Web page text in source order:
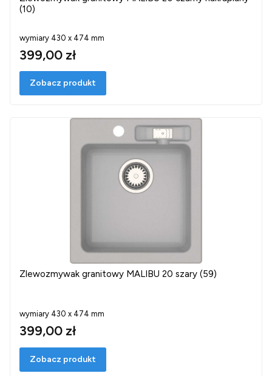
(10)
wymiary 430 x 474 mm
399,00 zł
Zobacz produkt
Zlewozmywak granitowy MALIBU 20 szary (59)
wymiary 430 x 474 mm
399,00 zł
Zobacz produkt